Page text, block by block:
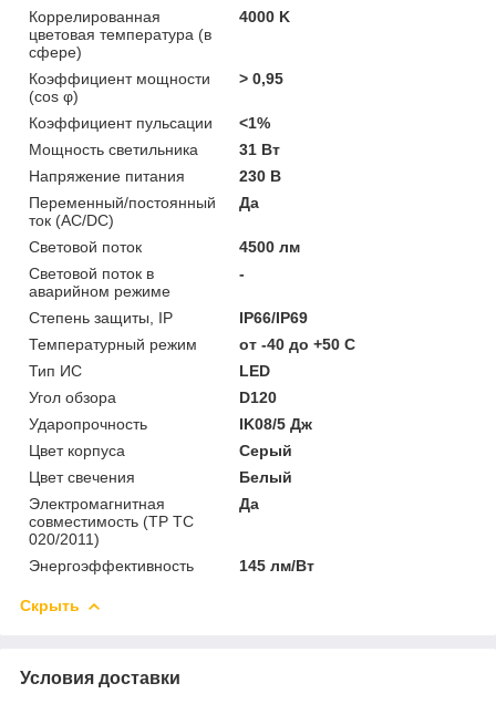
Коррелированная
цветовая температура (в
сфере)
4000 K
Коэффициент мощности
(cos φ)
> 0,95
Коэффициент пульсации
<1%
Мощность светильника
31 Вт
Напряжение питания
230 В
Переменный/постоянный
ток (AC/DC)
Да
Световой поток
4500 лм
Световой поток в
аварийном режиме
-
Степень защиты, IP
IP66/IP69
Температурный режим
от -40 до +50 C
Тип ИС
LED
Угол обзора
D120
Ударопрочность
IK08/5 Дж
Цвет корпуса
Серый
Цвет свечения
Белый
Электромагнитная
совместимость (ТР ТС
020/2011)
Да
Энергоэффективность 145 лм/Вт
Скрыть
Условия доставки